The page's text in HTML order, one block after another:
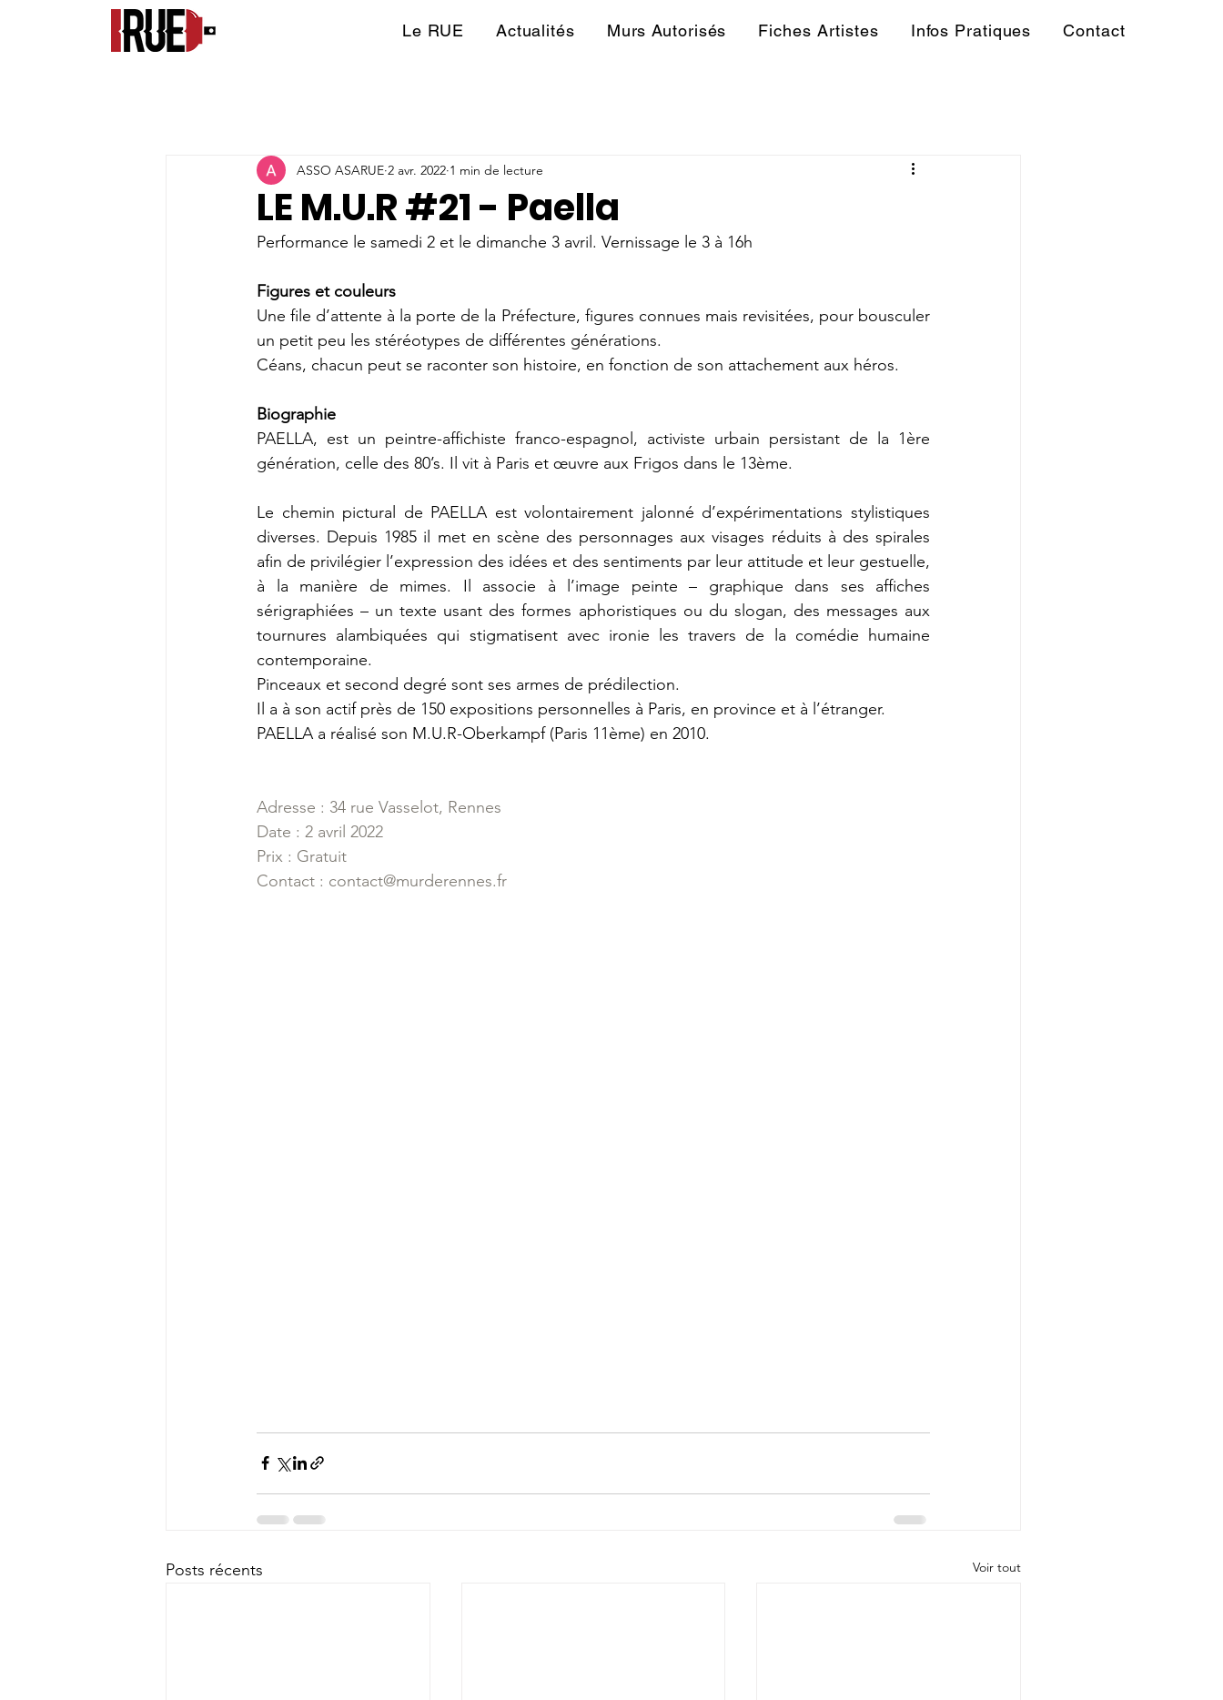
Le RUE Actualités Murs Autorisés Fiches Artistes Infos Pratiques Contact
LE M.U.R #21 - Paella
ASSO ASARUE 2 avr. 2022 1 min de lecture
Performance le samedi 2 et le dimanche 3 avril. Vernissage le 3 à 16h
Figures et couleurs
Une file d’attente à la porte de la Préfecture, figures connues mais revisitées, pour bousculer
un petit peu les stéréotypes de différentes générations.
Céans, chacun peut se raconter son histoire, en fonction de son attachement aux héros.
Biographie
PAELLA, est un peintre-affichiste franco-espagnol, activiste urbain persistant de la 1ère
génération, celle des 80’s. Il vit à Paris et œuvre aux Frigos dans le 13ème.
Le chemin pictural de PAELLA est volontairement jalonné d’expérimentations stylistiques
diverses. Depuis 1985 il met en scène des personnages aux visages réduits à des spirales
afin de privilégier l’expression des idées et des sentiments par leur attitude et leur gestuelle,
à la manière de mimes. Il associe à l’image peinte – graphique dans ses affiches
sérigraphiées – un texte usant des formes aphoristiques ou du slogan, des messages aux
tournures alambiquées qui stigmatisent avec ironie les travers de la comédie humaine
contemporaine.
Pinceaux et second degré sont ses armes de prédilection.
Il a à son actif près de 150 expositions personnelles à Paris, en province et à l’étranger.
PAELLA a réalisé son M.U.R-Oberkampf (Paris 11ème) en 2010.
Adresse : 34 rue Vasselot, Rennes
Date : 2 avril 2022
Prix : Gratuit
Contact : contact@murderennes.fr
Posts récents Voir tout